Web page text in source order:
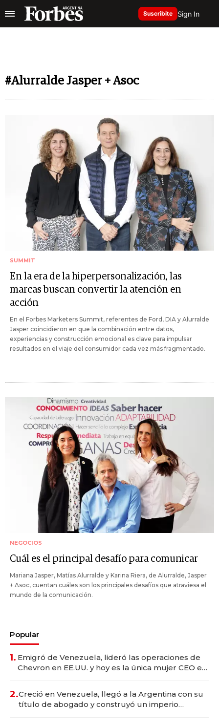
Suscribite Sign In
#Alurralde Jasper + Asoc
SUMMIT
En la era de la hiperpersonalización, las
marcas buscan convertir la atención en
acción
En el Forbes Marketers Summit, referentes de Ford, DIA y Alurralde
Jasper coincidieron en que la combinación entre datos,
experiencias y construcción emocional es clave para impulsar
resultados en el viaje del consumidor cada vez más fragmentado.
NEGOCIOS
Cuál es el principal desafío para comunicar
Mariana Jasper, Matías Alurralde y Karina Riera, de Alurralde, Jasper
+ Asoc, cuentan cuáles son los principales desafíos que atraviesa el
mundo de la comunicación.
Popular
1. Emigró de Venezuela, lideró las operaciones de
Chevron en EE.UU. y hoy es la única mujer CEO en
2.Creció en Venezuela, llegó a la Argentina con su
título de abogado y construyó un imperio